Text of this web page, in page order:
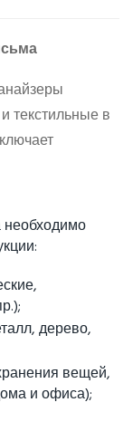
текстильные в
дерево,
вещей,
и офиса);